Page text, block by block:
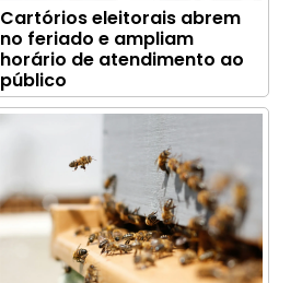
Cartórios eleitorais abrem
no feriado e ampliam
horário de atendimento ao
público